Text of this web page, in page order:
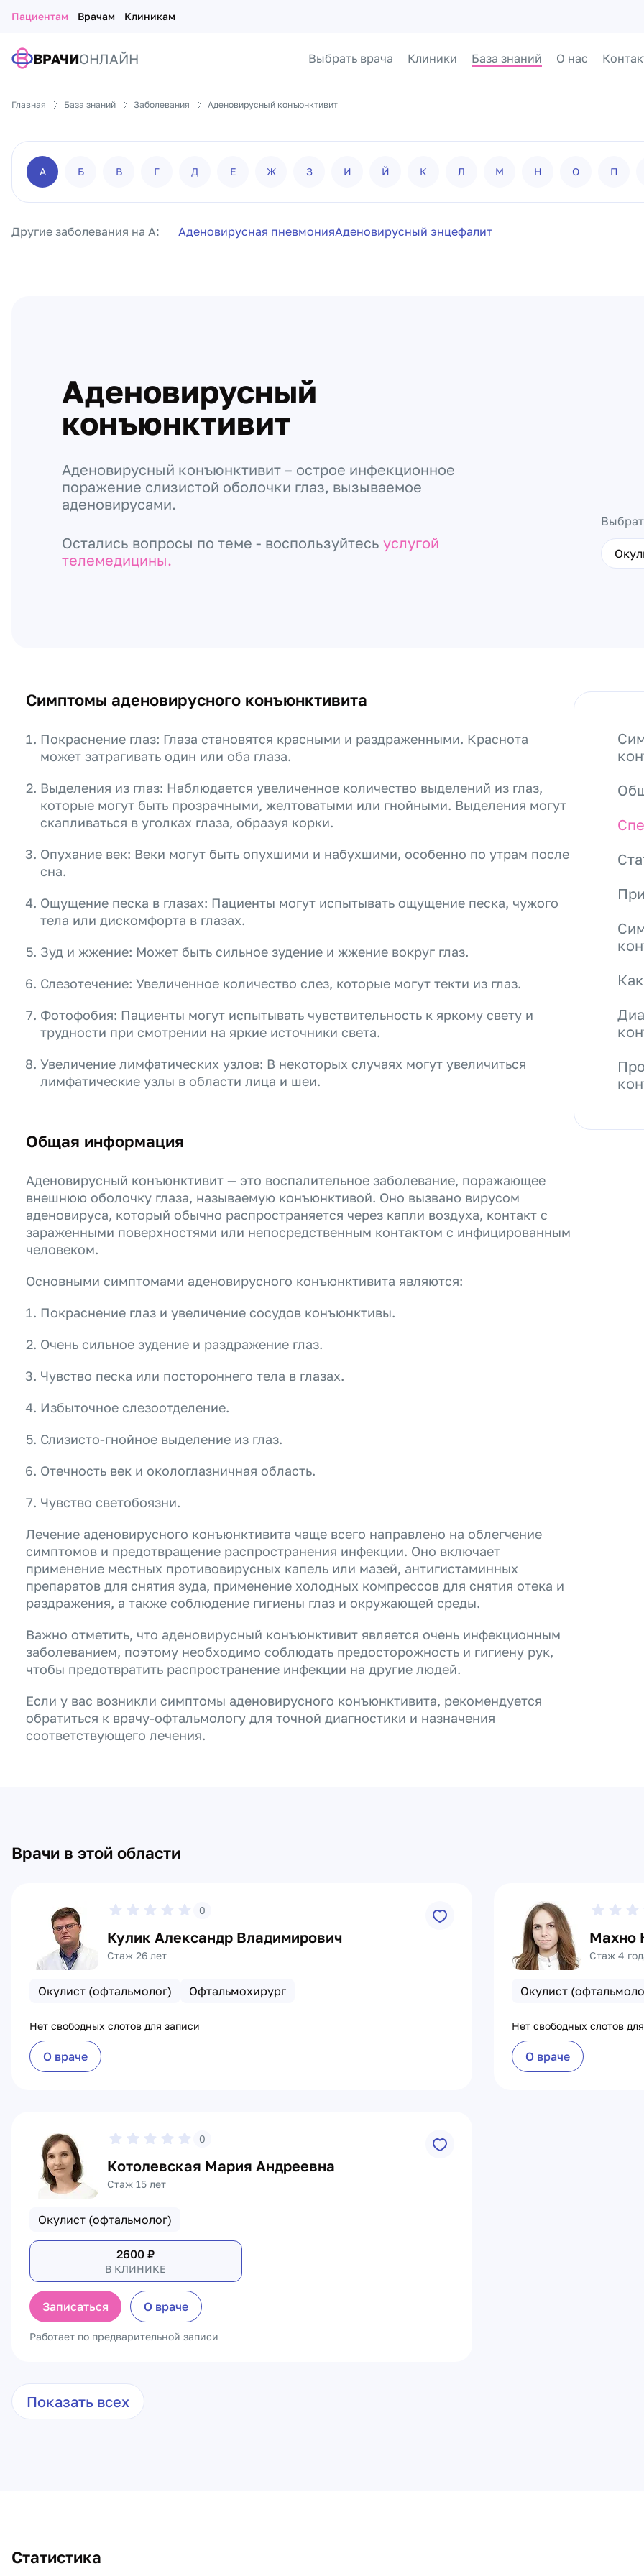
Пациентам Врачам Клиникам
ВРАЧИОНЛАЙН Выбрать врача Клиники База знаний О нас
Главная База знаний Заболевания Аденовирусный конъюнктивит
А Б В Г Д Е Ж З И Й К Л М Н О П
Другие заболевания на А: Аденовирусная пневмонияАденовирусный энцефалит
Аденовирусный
конъюнктивит
Аденовирусный конъюнктивит – острое инфекционное
поражение слизистой оболочки глаз, вызываемое
аденовирусами.
Остались вопросы по теме - воспользуйтесь услугой
телемедицины.
Симптомы аденовирусного конъюнктивита
Покраснение глаз: Глаза становятся красными и раздраженными. Краснота
может затрагивать один или оба глаза.
Выделения из глаз: Наблюдается увеличенное количество выделений из глаз,
которые могут быть прозрачными, желтоватыми или гнойными. Выделения могут
скапливаться в уголках глаза, образуя корки.
Опухание век: Веки могут быть опухшими и набухшими, особенно по утрам после
сна.
Ощущение песка в глазах: Пациенты могут испытывать ощущение песка, чужого
тела или дискомфорта в глазах.
Зуд и жжение: Может быть сильное зудение и жжение вокруг глаз.
Слезотечение: Увеличенное количество слез, которые могут текти из глаз.
Фотофобия: Пациенты могут испытывать чувствительность к яркому свету и
трудности при смотрении на яркие источники света.
Увеличение лимфатических узлов: В некоторых случаях могут увеличиться
лимфатические узлы в области лица и шеи.
Общая информация
Аденовирусный конъюнктивит — это воспалительное заболевание, поражающее
внешнюю оболочку глаза, называемую конъюнктивой. Оно вызвано вирусом
аденовируса, который обычно распространяется через капли воздуха, контакт с
зараженными поверхностями или непосредственным контактом с инфицированным
человеком.
Основными симптомами аденовирусного конъюнктивита являются:
Покраснение глаз и увеличение сосудов конъюнктивы.
Очень сильное зудение и раздражение глаз.
Чувство песка или постороннего тела в глазах.
Избыточное слезоотделение.
Слизисто-гнойное выделение из глаз.
Отечность век и окологлазничная область.
Чувство светобоязни.
Лечение аденовирусного конъюнктивита чаще всего направлено на облегчение
симптомов и предотвращение распространения инфекции. Оно включает
применение местных противовирусных капель или мазей, антигистаминных
препаратов для снятия зуда, применение холодных компрессов для снятия отека и
раздражения, а также соблюдение гигиены глаз и окружающей среды.
Важно отметить, что аденовирусный конъюнктивит является очень инфекционным
заболеванием, поэтому необходимо соблюдать предосторожность и гигиену рук,
чтобы предотвратить распространение инфекции на другие людей.
Если у вас возникли симптомы аденовирусного конъюнктивита, рекомендуется
обратиться к врачу-офтальмологу для точной диагностики и назначения
соответствующего лечения.
Врачи в этой области
0
Кулик Александр Владимирович
Стаж 26 лет
Окулист (офтальмолог) Офтальмохирург
Нет свободных слотов для записи
О враче
Махно
Стаж 4
Окулист
Нет свободных слотов
О враче
0
Котолевская Мария Андреевна
Стаж 15 лет
Окулист (офтальмолог)
2600 ₽
В КЛИНИКЕ
Записаться О враче
Работает по предварительной записи
Показать всех
Статистика